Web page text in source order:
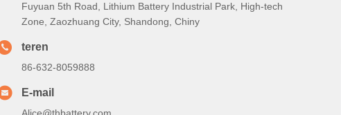
Fuyuan 5th Road, Lithium Battery Industrial Park, High-tech
Zone, Zaozhuang City, Shandong, Chiny
teren
86-632-8059888
E-mail